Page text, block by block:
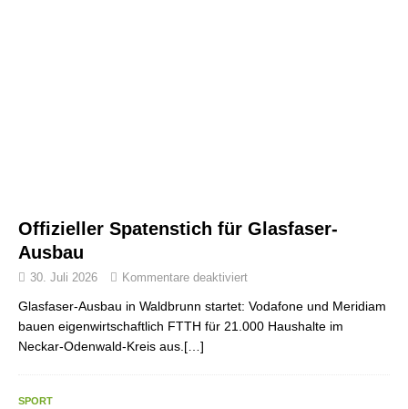
Offizieller Spatenstich für Glasfaser-
Ausbau
30. Juli 2026 Kommentare deaktiviert
Glasfaser-Ausbau in Waldbrunn startet: Vodafone und Meridiam
bauen eigenwirtschaftlich FTTH für 21.000 Haushalte im
Neckar-Odenwald-Kreis aus.[…]
SPORT